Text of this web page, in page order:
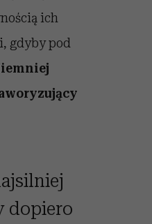
ich
gdyby pod
dopiero